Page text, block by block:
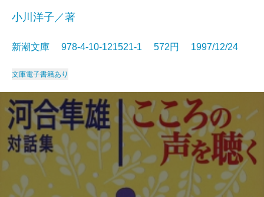
小川洋子／著
新潮文庫 978-4-10-121521-1 572円 1997/12/24
文庫電子書籍あり